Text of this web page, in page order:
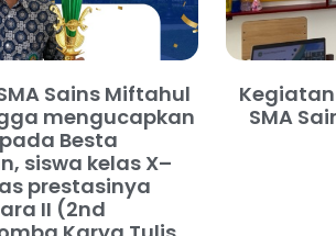
Sains Miftahul
mengucapkan
Besta
siswa kelas X–
prestasinya
II (2nd
SMA